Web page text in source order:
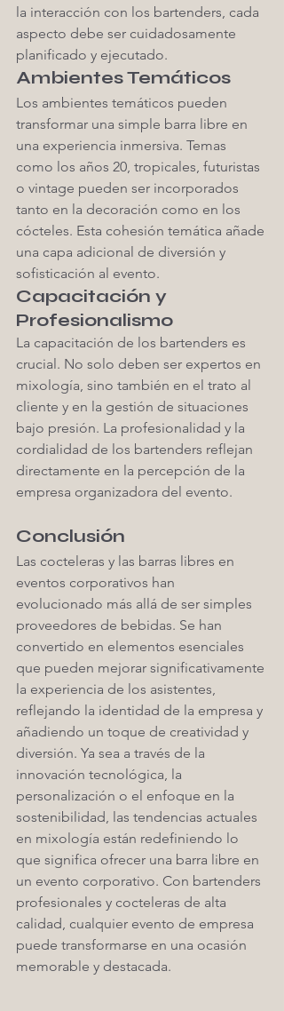
la interacción con los bartenders, cada
aspecto debe ser cuidadosamente
planificado y ejecutado.
Ambientes Temáticos
Los ambientes temáticos pueden
transformar una simple barra libre en
una experiencia inmersiva. Temas
como los años 20, tropicales, futuristas
o vintage pueden ser incorporados
tanto en la decoración como en los
cócteles. Esta cohesión temática añade
una capa adicional de diversión y
sofisticación al evento.
Capacitación y
Profesionalismo
La capacitación de los bartenders es
crucial. No solo deben ser expertos en
mixología, sino también en el trato al
cliente y en la gestión de situaciones
bajo presión. La profesionalidad y la
cordialidad de los bartenders reflejan
directamente en la percepción de la
empresa organizadora del evento.
Conclusión
Las cocteleras y las barras libres en
eventos corporativos han
evolucionado más allá de ser simples
proveedores de bebidas. Se han
convertido en elementos esenciales
que pueden mejorar significativamente
la experiencia de los asistentes,
reflejando la identidad de la empresa y
añadiendo un toque de creatividad y
diversión. Ya sea a través de la
innovación tecnológica, la
personalización o el enfoque en la
sostenibilidad, las tendencias actuales
en mixología están redefiniendo lo
que significa ofrecer una barra libre en
un evento corporativo. Con bartenders
profesionales y cocteleras de alta
calidad, cualquier evento de empresa
puede transformarse en una ocasión
memorable y destacada.